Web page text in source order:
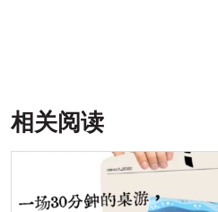
相关阅读